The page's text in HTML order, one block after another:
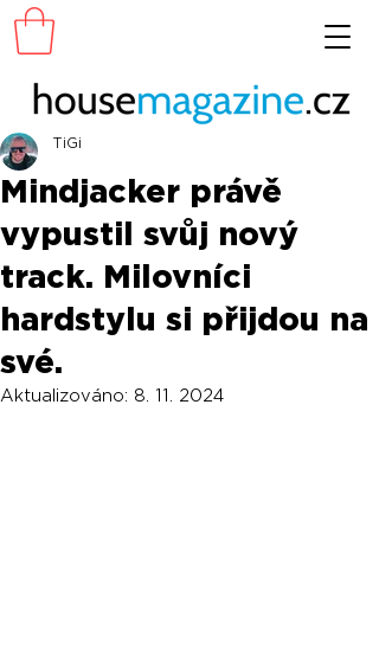
Mindjacker právě
vypustil svůj nový
track. Milovníci
hardstylu si přijdou na
své.
TiGi
Aktualizováno: 8. 11. 2024